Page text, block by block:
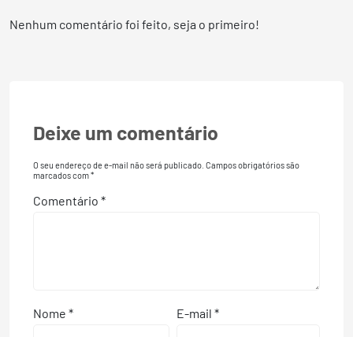
Nenhum comentário foi feito, seja o primeiro!
Deixe um comentário
O seu endereço de e-mail não será publicado. Campos obrigatórios são
marcados com*
Comentário *
Nome * E-mail *